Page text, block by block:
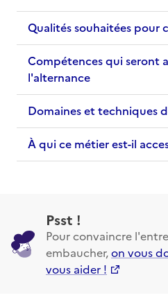
Qualités souhaitées pour
Compétences qui seront
l'alternance
Domaines et techniques
À qui ce métier est-il
Psst !
Pour convaincre
embaucher,on vous
vous aider !